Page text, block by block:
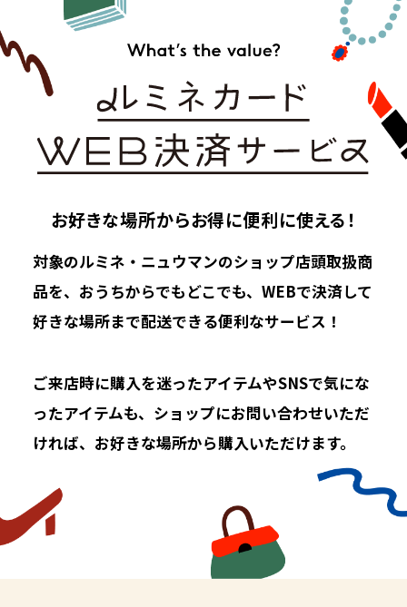
お好きな場所からお得に便利に使える！
対象のルミネ・ニュウマンのショップ店頭取扱商
品を、 おうちからでもどこでも、WEBで決済して
好きな場所まで配送できる便利なサービス！
ご来店時に購入を迷ったアイテムやSNSで気にな
ったアイテムも、 ショップにお問い合わせいただ
ければ、お好きな場所から購入いただけます。